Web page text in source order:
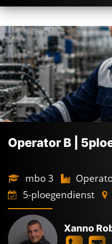
Debeste
Persoonlijk
Operator B |
mbo 3
5-ploegendienst
Xanno